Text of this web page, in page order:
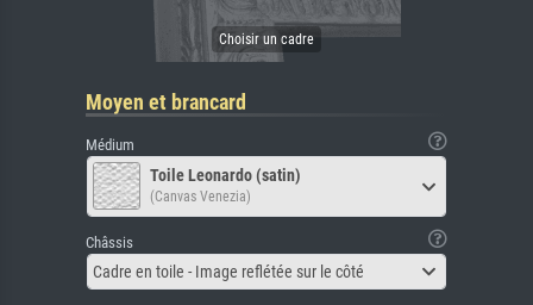
Moyen et brancard
Médium
Toile Leonardo (satin)
(Canvas Venezia)
Châssis
Cadre en toile - Image reflétée sur le côté